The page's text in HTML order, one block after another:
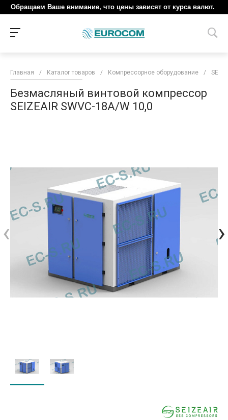
Обращаем Ваше внимание, что цены зависят от курса валют.
Главная / Каталог товаров / Компрессорное оборудование /
Безмасляный винтовой компрессор
SEIZEAIR SWVC-18A/W 10,0
‹ ›